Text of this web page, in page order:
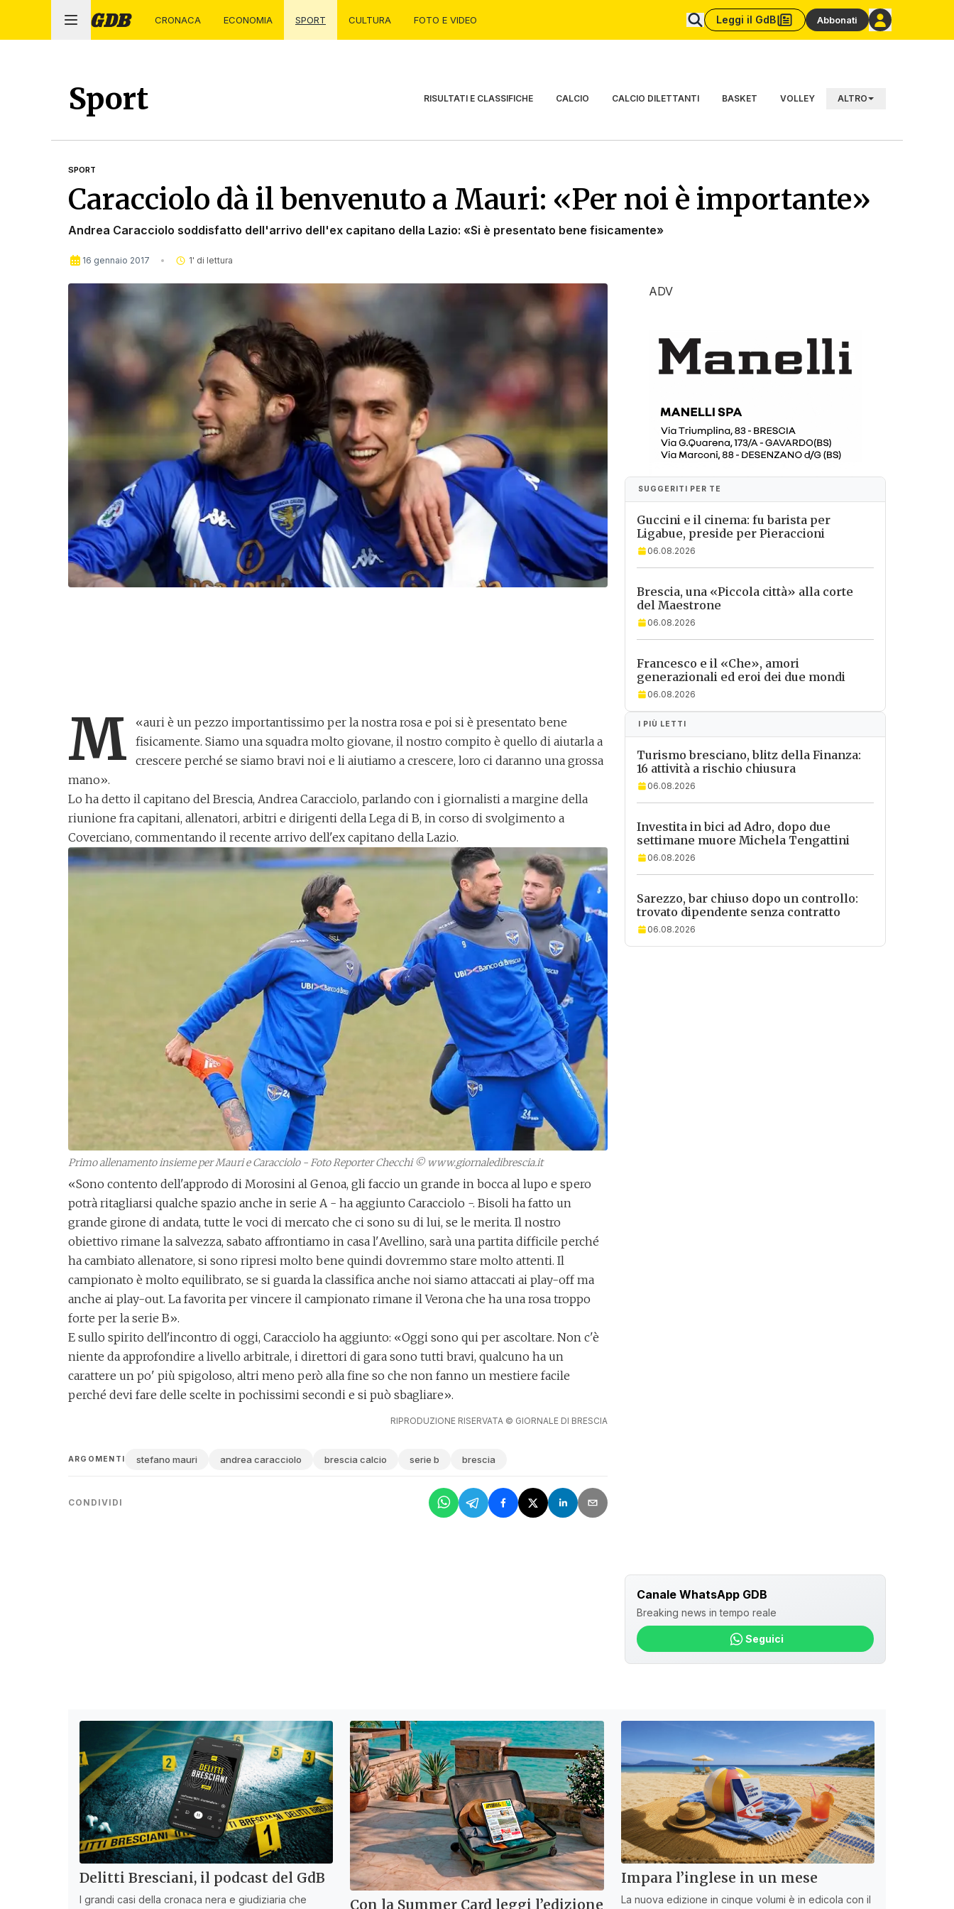
CRONACA ECONOMIA SPORT CULTURA FOTO E VIDEO Leggi il GdB Abbonati
Sport RISULTATI E CLASSIFICHE CALCIO CALCIO DILETTANTI BASKET VOLLEY ALTRO
SPORT
Caracciolo dà il benvenuto a Mauri: «Per noi è importante»
Andrea Caracciolo soddisfatto dell'arrivo dell'ex capitano della Lazio: «Si è presentato bene fisicamente»
16 gennaio 2017 1' di lettura
«
M auri è un pezzo importantissimo per la nostra rosa e poi si è presentato bene
fisicamente. Siamo una squadra molto giovane, il nostro compito è quello di aiutarla a
crescere perché se siamo bravi noi e li aiutiamo a crescere, loro ci daranno una grossa
mano».
Lo ha detto il capitano del Brescia, Andrea Caracciolo, parlando con i giornalisti a margine della
riunione fra capitani, allenatori, arbitri e dirigenti della Lega di B, in corso di svolgimento a
Coverciano, commentando il recente arrivo dell'ex capitano della Lazio.
Primo allenamento insieme per Mauri e Caracciolo - Foto Reporter Checchi © www.giornaledibrescia.it
«Sono contento dell'approdo di Morosini al Genoa, gli faccio un grande in bocca al lupo e spero
potrà ritagliarsi qualche spazio anche in serie A - ha aggiunto Caracciolo -. Bisoli ha fatto un
grande girone di andata, tutte le voci di mercato che ci sono su di lui, se le merita. Il nostro
obiettivo rimane la salvezza, sabato affrontiamo in casa l'Avellino, sarà una partita difficile perché
ha cambiato allenatore, si sono ripresi molto bene quindi dovremmo stare molto attenti. Il
campionato è molto equilibrato, se si guarda la classifica anche noi siamo attaccati ai play-off ma
anche ai play-out. La favorita per vincere il campionato rimane il Verona che ha una rosa troppo
forte per la serie B».
E sullo spirito dell'incontro di oggi, Caracciolo ha aggiunto: «Oggi sono qui per ascoltare. Non c'è
niente da approfondire a livello arbitrale, i direttori di gara sono tutti bravi, qualcuno ha un
carattere un po' più spigoloso, altri meno però alla fine so che non fanno un mestiere facile
perché devi fare delle scelte in pochissimi secondi e si può sbagliare».
RIPRODUZIONE RISERVATA © GIORNALE DI BRESCIA
ARGOMENTI stefano mauri andrea caracciolo brescia calcio serie b brescia
CONDIVIDI
ADV
SUGGERITI PER TE
Guccini e il cinema: fu barista per
Ligabue, preside per Pieraccioni
06.08.2026
Brescia, una «Piccola città» alla corte
del Maestrone
06.08.2026
Francesco e il «Che», amori
generazionali ed eroi dei due mondi
06.08.2026
I PIÙ LETTI
Turismo bresciano, blitz della Finanza:
16 attività a rischio chiusura
06.08.2026
Investita in bici ad Adro, dopo due
settimane muore Michela Tengattini
06.08.2026
Sarezzo, bar chiuso dopo un controllo:
trovato dipendente senza contratto
06.08.2026
Canale WhatsApp GDB
Breaking news in tempo reale
Seguici
Delitti Bresciani, il podcast del GdB
I grandi casi della cronaca nera e giudiziaria che
Con la Summer Card leggi l’edizione
Impara l’inglese in un mese
La nuova edizione in cinque volumi è in edicola con il